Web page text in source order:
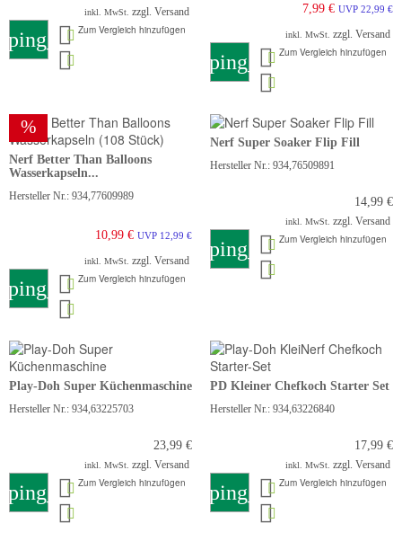
inkl. MwSt. zzgl. Versand
Zum Vergleich hinzufügen
7,99 € UVP 22,99 €
inkl. MwSt. zzgl. Versand
shopping_cartZum Vergleich hinzufügen
%
Nerf Better Than Balloons
Wasserkapseln...
Hersteller Nr.: 934,77609989
10,99 € UVP 12,99 €
inkl. MwSt. zzgl. Versand
Zum Vergleich hinzufügen
Nerf Super Soaker Flip Fill
Hersteller Nr.: 934,76509891
14,99 €
inkl. MwSt. zzgl. Versand
shopping_cartZum Vergleich hinzufügen
Play-Doh Super Küchenmaschine
Hersteller Nr.: 934,63225703
23,99 €
inkl. MwSt. zzgl. Versand
Zum Vergleich hinzufügen
PD Kleiner Chefkoch Starter Set
Hersteller Nr.: 934,63226840
17,99 €
inkl. MwSt. zzgl. Versand
shopping_cartZum Vergleich hinzufügen